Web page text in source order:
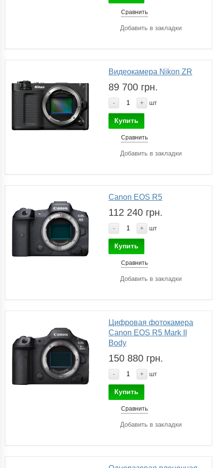
Сравнить
Добавить в закладки
Видеокамера Nikon ZR
89 700 грн.
- + шт
Купить
Сравнить
Добавить в закладки
Canon EOS R5
112 240 грн.
- + шт
Купить
Сравнить
Добавить в закладки
Цифровая фотокамера
Canon EOS R5 Mark II
Body
150 880 грн.
- + шт
Купить
Сравнить
Добавить в закладки